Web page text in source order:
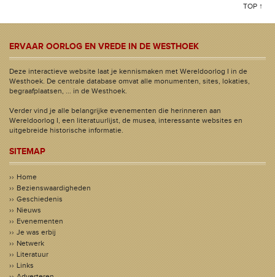
TOP ↑
ERVAAR OORLOG EN VREDE IN DE WESTHOEK
Deze interactieve website laat je kennismaken met Wereldoorlog I in de
Westhoek. De centrale database omvat alle monumenten, sites, lokaties,
begraafplaatsen, ... in de Westhoek.
Verder vind je alle belangrijke evenementen die herinneren aan
Wereldoorlog I, een literatuurlijst, de musea, interessante websites en
uitgebreide historische informatie.
SITEMAP
Home
Bezienswaardigheden
Geschiedenis
Nieuws
Evenementen
Je was erbij
Netwerk
Literatuur
Links